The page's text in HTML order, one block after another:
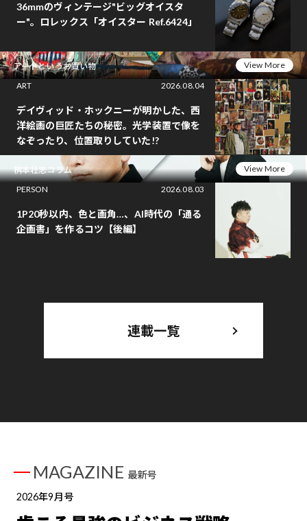
36mmのヴィンテージ"ビッグオイスタ
ー"。ロレックス「オイスター Ref.6424」
アートというお買い物
View More
ART
2026.08.04
デイヴィッド・ホックニーが明かした、西
洋絵画の巨匠たちの秘密。光学装置で像を
なぞったり、位置取りしていた!?
桝本壮志コラム
View More
PERSON
2026.08.03
1P20秒以内、色と画角…、AI時代の「通る
企画書」を作るコツ【後編】
連載一覧
MAGAZINE 最新号
2026年9月号